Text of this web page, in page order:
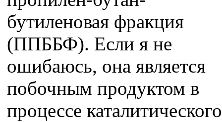
бутиленовая фракция
(ППББФ). Если я не
ошибаюсь, она является
побочным продуктом в
процессе каталитического